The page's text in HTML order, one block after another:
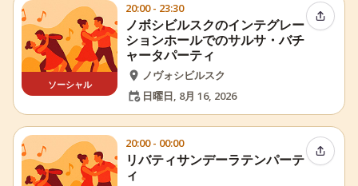
ソーシャル
20:00 - 23:30
ノボシビルスクのインテグレー
ションホールでのサルサ・バチ
ャータパーティ
ノヴォシビルスク
日曜日, 8月 16, 2026
イベン
20:00 - 00:00
リバティサンデーラテンパーテ
ィ
イベン